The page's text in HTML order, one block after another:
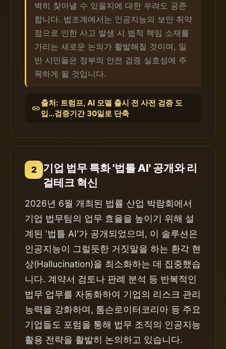
벽히 찾아낼 수 있을지에 대한 우려도 공존
합니다. 법조계에서는 인공지능의 보안 취약
점으로 인한 사고 발생 시 법적 책임 소재를
가리는 새로운 논의가 활발해질 것이며, 일
반 시민들은 정부의 안전 검증 실효성에 주
목하게 될 것입니다.
link
출처: 트럼프, AI 모델 출시 전 사전 검증 도
입…검증기간 30일로 단축
2
기업 법무 특화 '법틀 AI' 공개와 리
걸테크 혁신
2026년 6월 개최된 법률 산업 박람회에서
기업 법무팀의 업무 효율을 높이기 위해 설
계된 '법틀 AI'가 공개되었으며, 이 솔루션은
인공지능이 그럴듯한 거짓말을 하는 환각 현
상(Hallucination)을 최소화하는 데 집중했습
니다. 계약서 검토나 판례 분석 등 반복적인
법무 업무를 자동화하여 기업의 리스크 관리
능력을 강화하며, 톰슨로이터코리아 등 주요
기업들도 포럼을 통해 법무 조직의 인공지능
활용 전략을 활발히 논의하고 있습니다.